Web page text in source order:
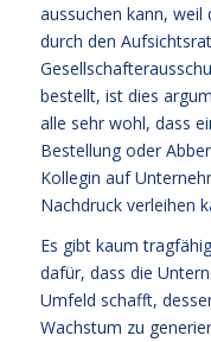
aussuchen kann,
durch den
bestellt, ist dies
alle sehr wohl, dass
Bestellung oder
Kollegin auf
Nachdruck verleihen
Es gibt kaum
dafür, dass die
Umfeld schafft,
Wachstum zu